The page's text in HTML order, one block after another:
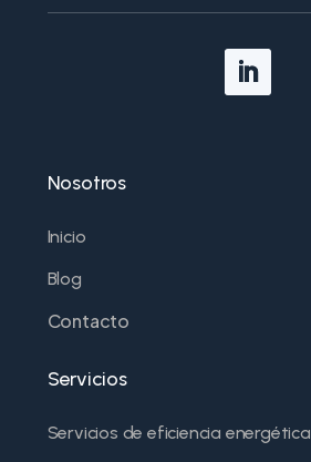
Nosotros
Inicio
Blog
Contacto
Servicios
Servicios de eficiencia energética